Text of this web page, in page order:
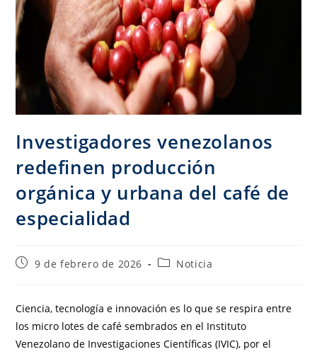
Investigadores venezolanos
redefinen producción
orgánica y urbana del café de
especialidad
9 de febrero de 2026 Noticia
Ciencia, tecnología e innovación es lo que se respira entre
los micro lotes de café sembrados en el Instituto
Venezolano de Investigaciones Científicas (IVIC), por el